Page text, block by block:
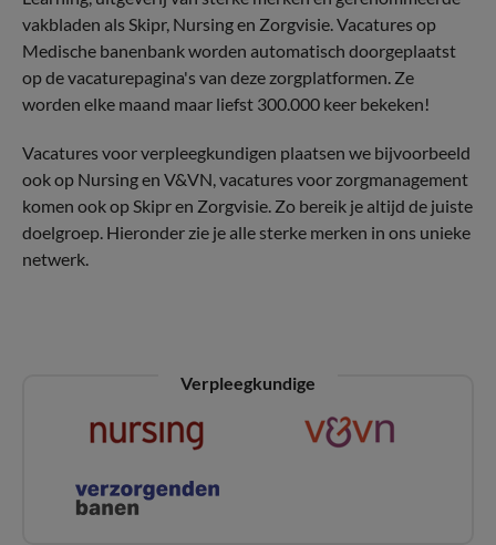
vakbladen als Skipr, Nursing en Zorgvisie. Vacatures op
Medische banenbank worden automatisch doorgeplaatst
op de vacaturepagina's van deze zorgplatformen. Ze
worden elke maand maar liefst 300.000 keer bekeken!
Vacatures voor verpleegkundigen plaatsen we bijvoorbeeld
ook op Nursing en V&VN, vacatures voor zorgmanagement
komen ook op Skipr en Zorgvisie. Zo bereik je altijd de juiste
doelgroep. Hieronder zie je alle sterke merken in ons unieke
netwerk.
Verpleegkundige